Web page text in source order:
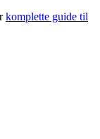
komplette guide til